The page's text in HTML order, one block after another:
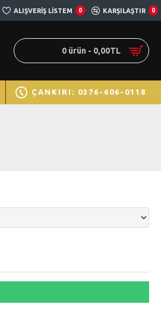
ALIŞVERIŞ LISTEM 0 KARŞILAŞTIR 0
0 ürün - 0,00TL
ÇANKIRI: 0376-606-0118